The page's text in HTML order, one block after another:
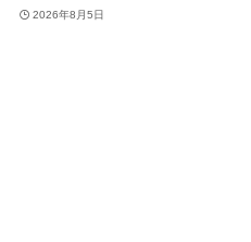
月8日か9月9日に開催見込
2026年8月5日